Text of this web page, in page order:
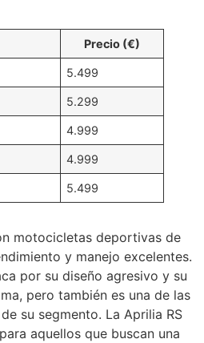
Precio (€)
5.499
5.299
4.999
4.999
5.499
motocicletas deportivas de
y manejo excelentes.
por su diseño agresivo y su
pero también es una de las
su segmento. La Aprilia RS
aquellos que buscan una